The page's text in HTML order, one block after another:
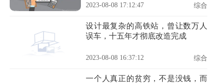
2023-08-08 17:12:47 综合
设计最复杂的高铁站，曾让数万人
误车，十五年才彻底改造完成
2023-08-08 16:37:12 综合
一个人真正的贫穷，不是没钱，而